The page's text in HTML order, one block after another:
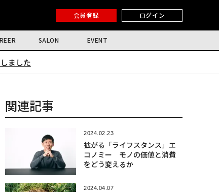
会員登録 ログイン
SALON EVENT
ました
関連記事
2024.02.23
拡がる「ライフスタンス」エ
コノミー モノの価値と消費
をどう変えるか
2024.04.07